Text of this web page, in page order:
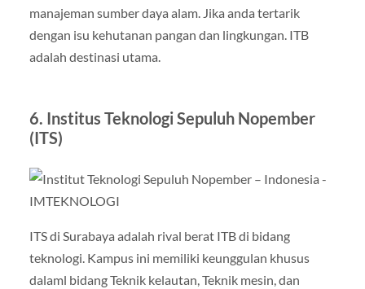
manajeman sumber daya alam. Jika anda tertarik
dengan isu kehutanan pangan dan lingkungan. ITB
adalah destinasi utama.
6. Institus Teknologi Sepuluh Nopember
(ITS)
ITS di Surabaya adalah rival berat ITB di bidang
teknologi. Kampus ini memiliki keunggulan khusus
dalaml bidang Teknik kelautan, Teknik mesin, dan